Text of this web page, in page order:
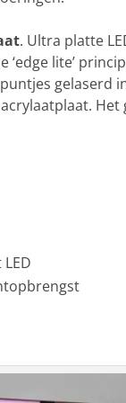
. Ultra platte
lite’
gelaserd